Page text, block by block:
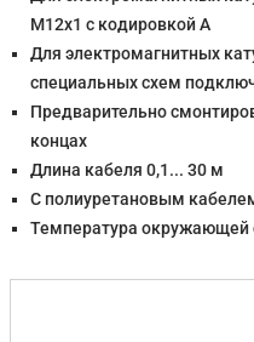
M12x1 с кодировкой A
Для электромагнитных
специальных схем
Предварительно
концах
Длина кабеля 0,1... 30 м
С полиуретановым
Температура окружающей